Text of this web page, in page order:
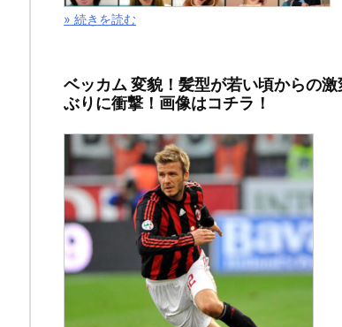
月
13
ス
ポ
ン
サ
ー
ン
» 続きを読む
ベッカム 変貌！髪型が若い頃からの激
ぶりに衝撃！画像はコチラ！